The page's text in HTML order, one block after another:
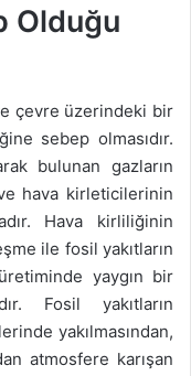
Olduğu
çevre üzerindeki bir
sebep olmasıdır.
bulunan gazların
hava kirleticilerinin
Hava kirliliğinin
ile fosil yakıtların
yaygın bir
Fosil yakıtların
yakılmasından,
atmosfere karışan